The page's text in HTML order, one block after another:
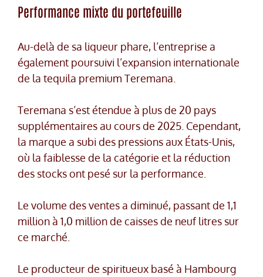
Performance mixte du portefeuille
Au-delà de sa liqueur phare, l’entreprise a
également poursuivi l’expansion internationale
de la tequila premium Teremana.
Teremana s’est étendue à plus de 20 pays
supplémentaires au cours de 2025. Cependant,
la marque a subi des pressions aux États-Unis,
où la faiblesse de la catégorie et la réduction
des stocks ont pesé sur la performance.
Le volume des ventes a diminué, passant de 1,1
million à 1,0 million de caisses de neuf litres sur
ce marché.
Le producteur de spiritueux basé à Hambourg